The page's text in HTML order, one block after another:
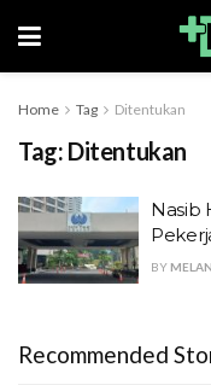
Home Tag Ditentukan
Tag: Ditentukan
Nasib
BY
Recommended